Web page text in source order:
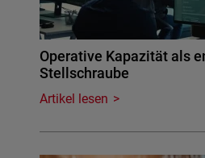
Operative Kapazität als
Stellschraube
Artikel lesen